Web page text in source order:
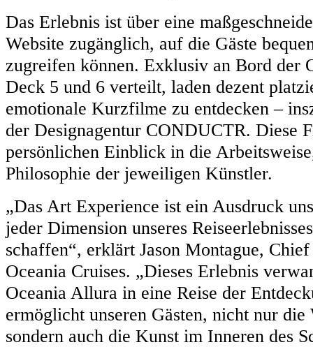
Das Erlebnis ist über eine
Website zugänglich, auf die Gäste
zugreifen können. Exklusiv an Bord der
Deck 5 und 6 verteilt, laden dezent
emotionale Kurzfilme zu entdecken –
der Designagentur CONDUCTR. Diese
persönlichen Einblick in die
Philosophie der jeweiligen Künstler.
„Das Art Experience ist ein Ausdruck
jeder Dimension unseres
schaffen“, erklärt Jason Montague,
Oceania Cruises. „Dieses Erlebnis
Oceania Allura in eine Reise der
ermöglicht unseren Gästen, nicht nur die
sondern auch die Kunst im Inneren des